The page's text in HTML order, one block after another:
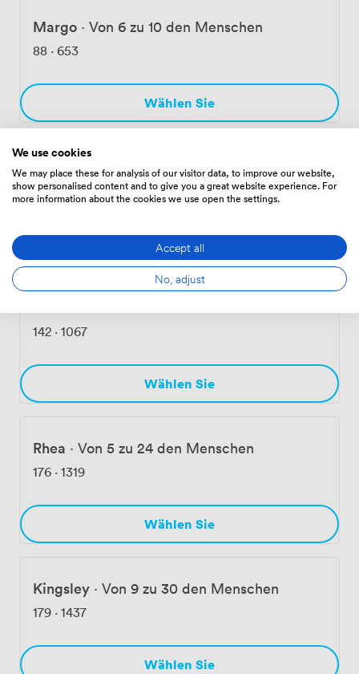
Margo · Von 6 zu 10 den Menschen
88 · 653
Wählen Sie
Sharon· Von 6 zu 10 den Menschen
123·920
Wählen Sie
142 · 1067
Wählen Sie
Rhea · Von 5 zu 24 den Menschen
176 · 1319
Wählen Sie
Kingsley · Von 9 zu 30 den Menschen
179 · 1437
Wählen Sie
We use cookies
We may place these for analysis of our visitor data, to improve our website,
show personalised content and to give you a great website experience. For
more information about the cookies we use open the settings.
Accept all
No, adjust